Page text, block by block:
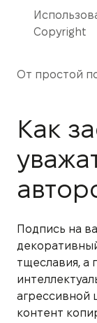
Copyright
От простой
Как
Подпись на
тщеславия,
агрессивной
контент